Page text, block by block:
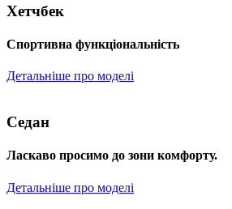
Хетчбек
Спортивна функціональність
Детальніше про моделі
Седан
Ласкаво просимо до зони комфорту.
Детальніше про моделі